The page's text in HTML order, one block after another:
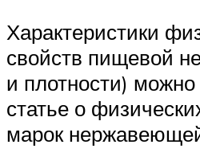
Характеристики
свойств пищевой
и плотности)
статье о
марок